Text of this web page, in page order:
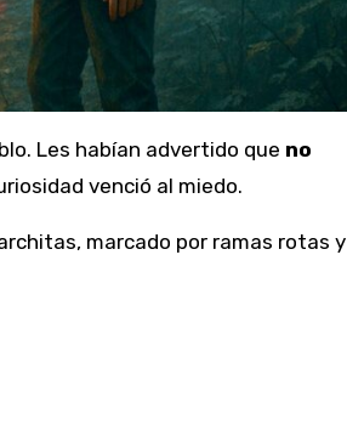
Les habían advertido que no
venció al miedo.
marcado por ramas rotas y